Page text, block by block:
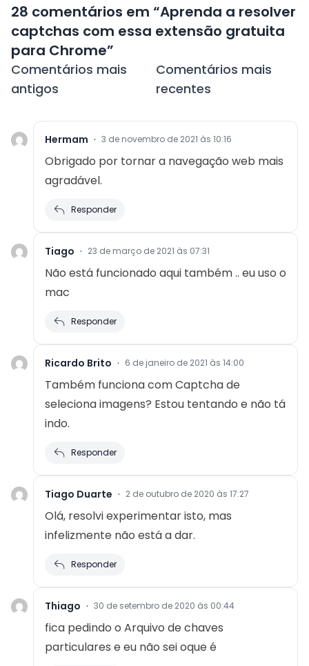
28 comentários em “Aprenda a resolver
captchas com essa extensão gratuita
para Chrome”
Navegação
de
comentários
Comentários mais
antigos
Comentários mais
recentes
Hermam · 3 de novembro de 2021 às 10:16
Obrigado por tornar a navegação web mais
agradável.
Responder
Tiago · 23 de março de 2021 às 07:31
Não está funcionado aqui também .. eu uso o
mac
Responder
Ricardo Brito · 6 de janeiro de 2021 às 14:00
Também funciona com Captcha de
seleciona imagens? Estou tentando e não tá
indo.
Responder
Tiago Duarte · 2 de outubro de 2020 às 17:27
Olá, resolvi experimentar isto, mas
infelizmente não está a dar.
Responder
Thiago · 30 de setembro de 2020 às 00:44
fica pedindo o Arquivo de chaves
particulares e eu não sei oque é